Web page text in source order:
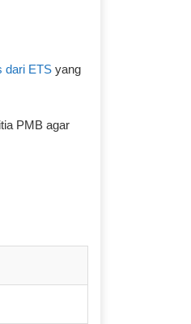
dari ETS yang
PMB agar